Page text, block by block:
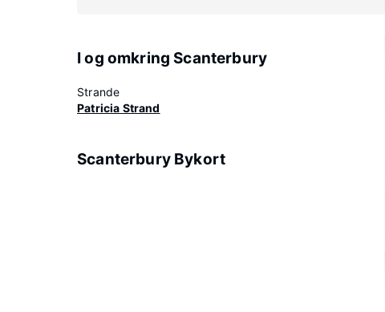
I og omkring Scanterbury
Strande
Patricia Strand
Scanterbury Bykort